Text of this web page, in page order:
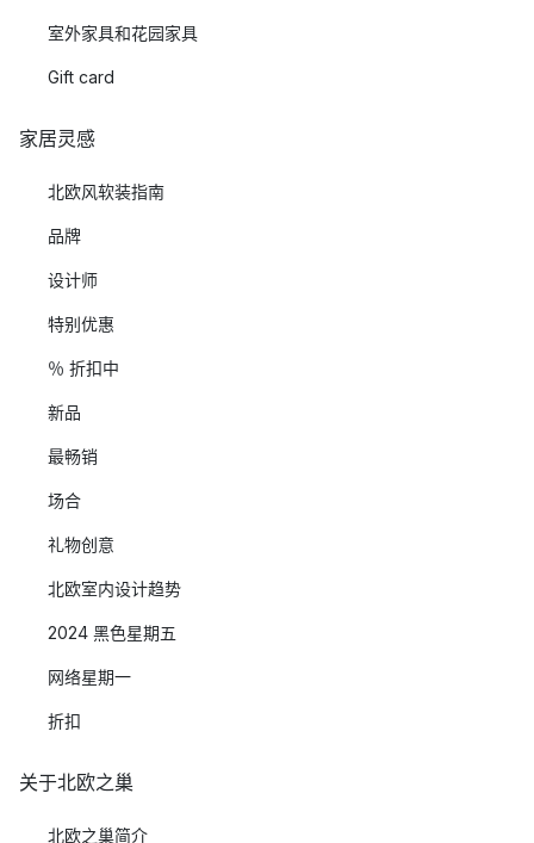
室外家具和花园家具
Gift card
家居灵感
北欧风软装指南
品牌
设计师
特别优惠
％ 折扣中
新品
最畅销
场合
礼物创意
北欧室内设计趋势
2024 黑色星期五
网络星期一
折扣
关于北欧之巢
北欧之巢简介